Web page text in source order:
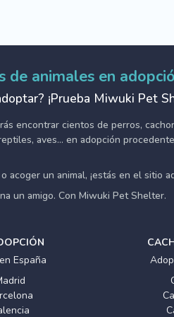
de animales en
¡Prueba Miwuki Pet
encontrar cientos de perros,
aves... en adopción
acoger un animal, ¡estás en el sitio
un amigo. Con Miwuki Pet Shelter.
España